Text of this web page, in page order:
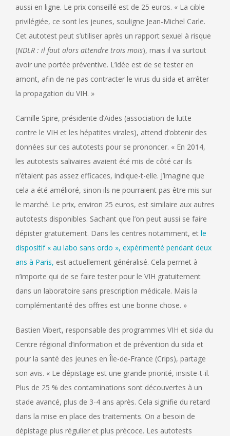
aussi en ligne. Le prix conseillé est de 25 euros. « La cible
privilégiée, ce sont les jeunes, souligne Jean-Michel Carle.
Cet autotest peut s’utiliser après un rapport sexuel à risque
(NDLR : il faut alors attendre trois mois), mais il va surtout
avoir une portée préventive. L’idée est de se tester en
amont, afin de ne pas contracter le virus du sida et arrêter
la propagation du VIH. »
Camille Spire, présidente d’Aides (association de lutte
contre le VIH et les hépatites virales), attend d’obtenir des
données sur ces autotests pour se prononcer. « En 2014,
les autotests salivaires avaient été mis de côté car ils
n’étaient pas assez efficaces, indique-t-elle. J’imagine que
cela a été amélioré, sinon ils ne pourraient pas être mis sur
le marché. Le prix, environ 25 euros, est similaire aux autres
autotests disponibles. Sachant que l’on peut aussi se faire
dépister gratuitement. Dans les centres notamment, et le
dispositif « au labo sans ordo », expérimenté pendant deux
ans à Paris, est actuellement généralisé. Cela permet à
n’importe qui de se faire tester pour le VIH gratuitement
dans un laboratoire sans prescription médicale. Mais la
complémentarité des offres est une bonne chose. »
Bastien Vibert, responsable des programmes VIH et sida du
Centre régional d’information et de prévention du sida et
pour la santé des jeunes en Île-de-France (Crips), partage
son avis. « Le dépistage est une grande priorité, insiste-t-il.
Plus de 25 % des contaminations sont découvertes à un
stade avancé, plus de 3-4 ans après. Cela signifie du retard
dans la mise en place des traitements. On a besoin de
dépistage plus régulier et plus précoce. Les autotests